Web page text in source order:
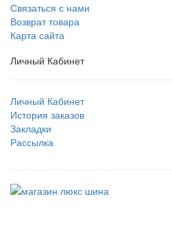
Связаться с нами
Возврат товара
Карта сайта
Личный Кабинет
Личный Кабинет
История заказов
Закладки
Рассылка